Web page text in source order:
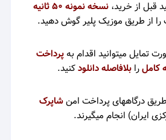
قبل از خرید،
نسخه نمونه ۵۰ ثانیه
از طریق موزیک پلیر گوش دهید.
تمایل میتوانید اقدام به پرداخت
کاملرا بلافاصله دانلودکنید.
طریق درگاههای پرداخت امنشاپرک
ایران) انجام میگیرند.